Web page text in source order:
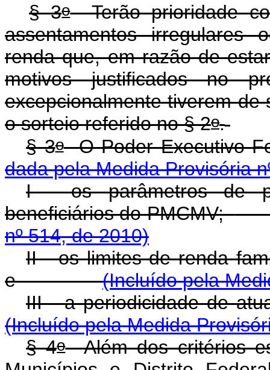
§ 3oTerão prioridade
assentamentos irregulares
renda que, em razão de
motivos justificados no
excepcionalmente tiverem
o sorteio referido no § 2o.
§ 3oO Poder Executivo
dada pela Medida Provisória
I - os parâmetros de
beneficiários do PMCMV;
nº 514, de 2010)
II - os limites de renda
e
(Incluído pela
III - a periodicidade de
(Incluído pela Medida
§ 4oAlém dos critérios